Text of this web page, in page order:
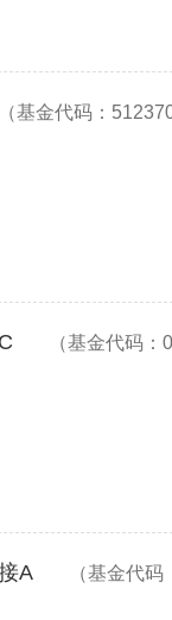
（基金代码：
（基金代码：
A （基金代